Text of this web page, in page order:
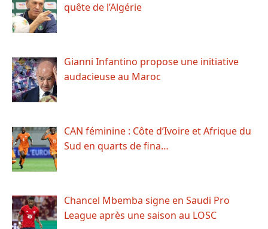
quête de l’Algérie
Gianni Infantino propose une initiative
audacieuse au Maroc
CAN féminine : Côte d’Ivoire et Afrique du
Sud en quarts de fina…
Chancel Mbemba signe en Saudi Pro
League après une saison au LOSC